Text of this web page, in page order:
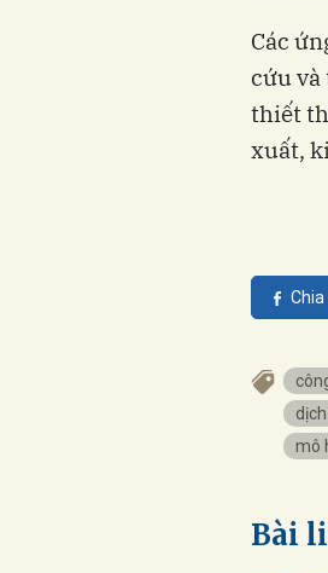
Các
cứu và
thiết
xuất,
Chia
mô
Bài